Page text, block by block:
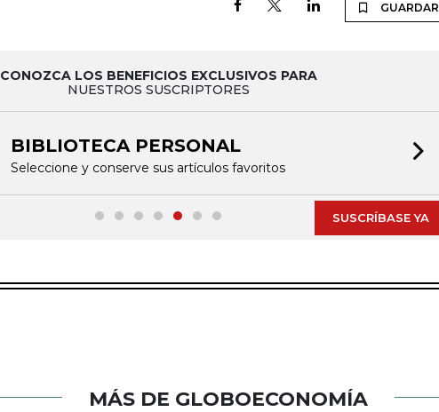
GUARDAR
CONOZCA LOS BENEFICIOS EXCLUSIVOS PARA
NUESTROS SUSCRIPTORES
BIBLIOTECA PERSONAL
Seleccione y conserve sus artículos favoritos
SUSCRÍBASE YA
MÁS DE GLOBOECONOMÍA